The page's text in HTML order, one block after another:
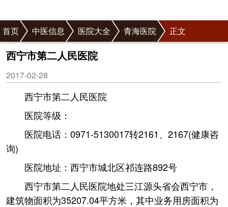
首页 中医信息 医院大全 青海医院 正文
西宁市第二人民医院
2017-02-28
西宁市第二人民医院
医院等级：
医院电话：0971-5130017转2161、2167(健康咨
询)
医院地址：西宁市城北区祁连路892号
西宁市第二人民医院地处三江源头省会西宁市，
建筑物面积为35207.04平方米，其中业务用房面积为